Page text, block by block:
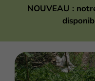
NOUVEAU :